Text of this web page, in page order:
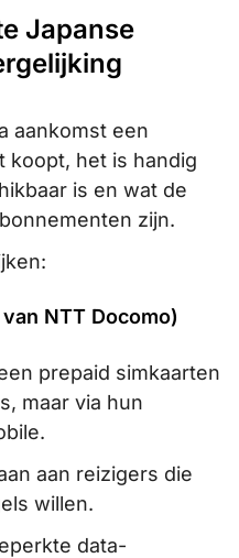
Japanse
aankomst een
koopt, het is handig
is en wat de
zijn.
NTT Docomo)
prepaid simkaarten
maar via hun
aan reizigers die
willen.
data-